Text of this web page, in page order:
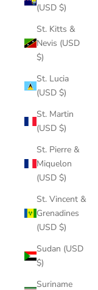
(USD $)
St. Kitts &
Nevis (USD
$)
St. Lucia
(USD $)
St. Martin
(USD $)
St. Pierre &
Miquelon
(USD $)
St. Vincent &
Grenadines
(USD $)
Sudan (USD
$)
Suriname